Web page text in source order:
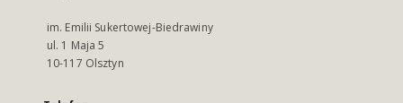
im. Emilii Sukertowej-Biedrawiny
ul. 1 Maja 5
10-117 Olsztyn